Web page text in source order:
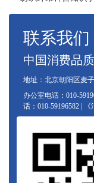
联系我们
中国消费品
地址：北京朝阳区麦
办公室电话：010-
话：010-59196582 |